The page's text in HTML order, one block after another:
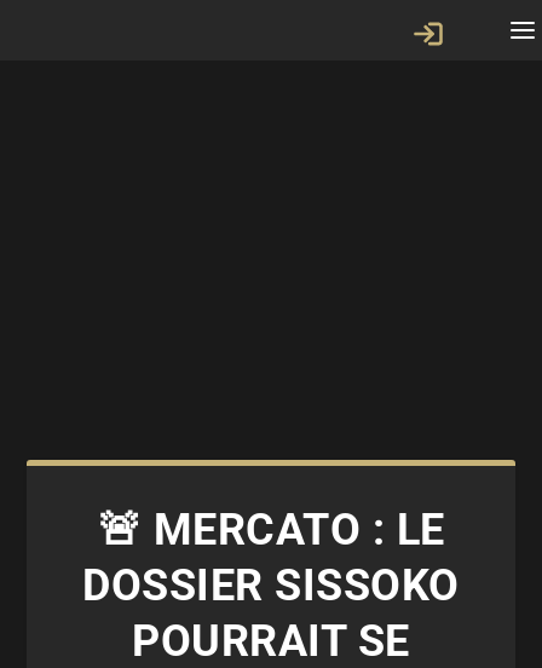
🚨 MERCATO : LE
DOSSIER SISSOKO
POURRAIT SE